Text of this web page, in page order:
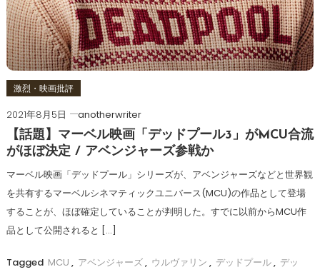
激烈・映画批評
2021年8月5日
anotherwriter
【話題】マーベル映画「デッドプール3」がMCU合流
がほぼ決定 / アベンジャーズ参戦か
マーベル映画「デッドプール」シリーズが、アベンジャーズなどと世界観
を共有するマーベルシネマティックユニバース(MCU)の作品として登場
することが、ほぼ確定していることが判明した。すでに以前からMCU作
品として公開されると […]
Tagged MCU , アベンジャーズ, ウルヴァリン , デッドプール, デッ